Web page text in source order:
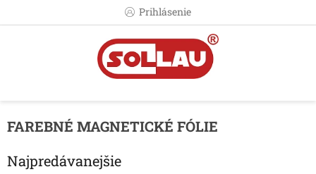
Prihlásenie
FAREBNÉ MAGNETICKÉ FÓLIE
Najpredávanejšie